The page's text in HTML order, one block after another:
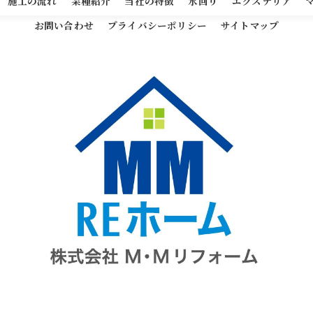
お問い合わせ
プライバシーポリシー サイトマップ